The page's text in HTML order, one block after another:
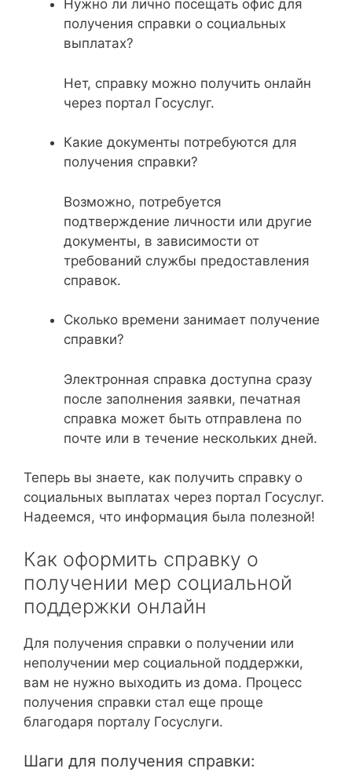
Нужно ли лично посещать офис для
получения справки о социальных
выплатах?
Нет, справку можно получить онлайн
через портал Госуслуг.
Какие документы потребуются для
получения справки?
Возможно, потребуется
подтверждение личности или другие
документы, в зависимости от
требований службы предоставления
справок.
Сколько времени занимает получение
справки?
Электронная справка доступна сразу
после заполнения заявки, печатная
справка может быть отправлена по
почте или в течение нескольких дней.
Теперь вы знаете, как получить справку о
социальных выплатах через портал Госуслуг.
Надеемся, что информация была полезной!
Как оформить справку о
получении мер социальной
поддержки онлайн
Для получения справки о получении или
неполучении мер социальной поддержки,
вам не нужно выходить из дома. Процесс
получения справки стал еще проще
благодаря порталу Госуслуги.
Шаги для получения справки: